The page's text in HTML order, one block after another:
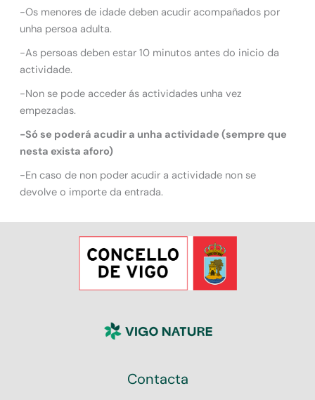
-Os menores de idade deben acudir acompañados por
unha persoa adulta.
-As persoas deben estar 10 minutos antes do inicio da
actividade.
-Non se pode acceder ás actividades unha vez
empezadas.
-Só se poderá acudir a unha actividade (sempre que
nesta exista aforo)
-En caso de non poder acudir a actividade non se
devolve o importe da entrada.
Contacta